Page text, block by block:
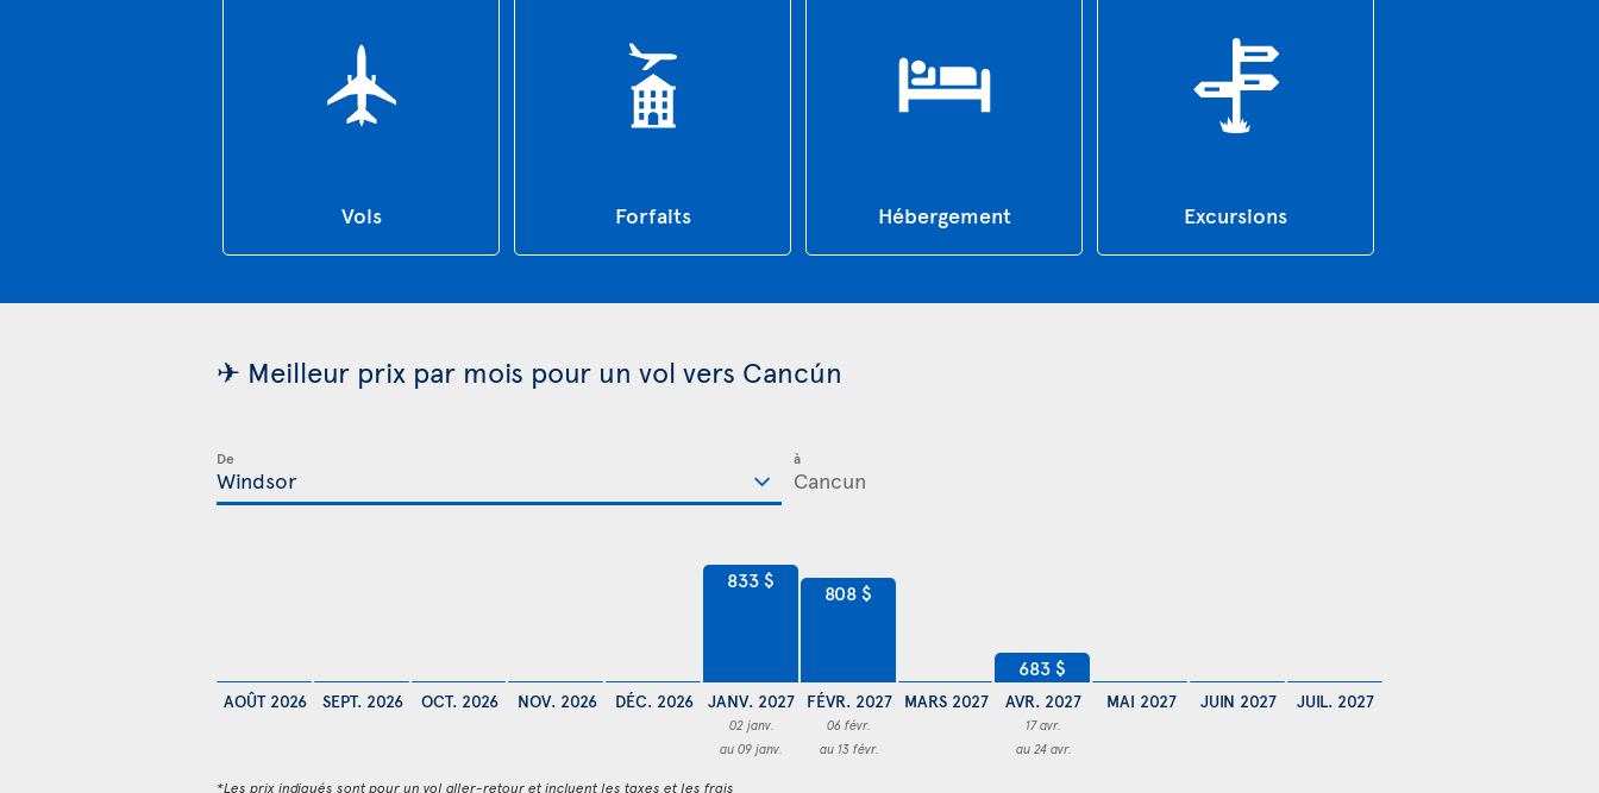
Vols Forfaits Hébergement Excursions
✈ Meilleur prix par mois pour un vol vers Cancún
De à
AOÛT 2026 SEPT. 2026 OCT. 2026 NOV. 2026 DÉC. 2026
833 $
JANV. 2027
02 janv.
au 09 janv.
808 $
FÉVR. 2027
06 févr.
au 13 févr.
MARS 2027
683 $
AVR. 2027
17 avr.
au 24 avr.
MAI 2027 JUIN 2027 JUIL. 2027
*Les prix indiqués sont pour un vol aller-retour et incluent les taxes et les frais